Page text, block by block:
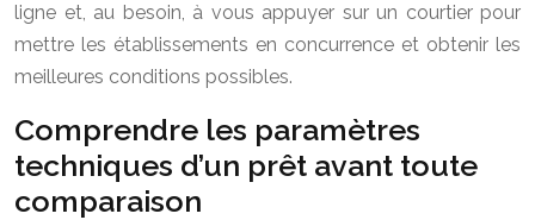
ligne et, au besoin, à vous appuyer sur un courtier pour
mettre les établissements en concurrence et obtenir les
meilleures conditions possibles.
Comprendre les paramètres
techniques d’un prêt avant toute
comparaison